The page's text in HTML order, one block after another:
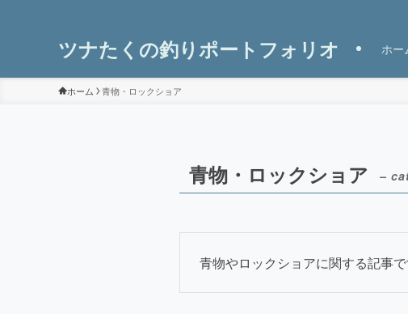
ツナたくの釣りポートフォリオ ホー
ホーム 青物・ロックショア
青物・ロックショア –
青物やロックショアに関する記事で